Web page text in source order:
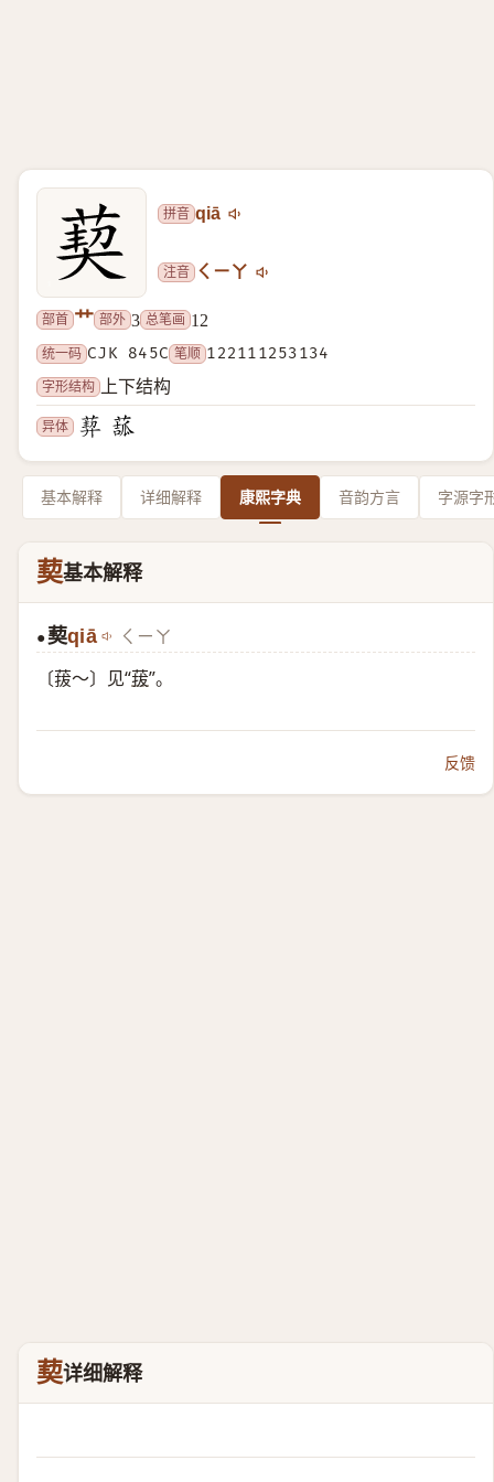
拼音 qiā
注音 ㄑㄧㄚ
部首 艹 部外 3 总笔画 12
统一码 CJK 845C 笔顺 122111253134
字形结构
上下结构
异体
基本解释 详细解释 康熙字典 音韵方言 字源字
葜基本解释
●葜qiā ㄑㄧㄚ
〔菝～〕见“菝”。
反馈
葜详细解释